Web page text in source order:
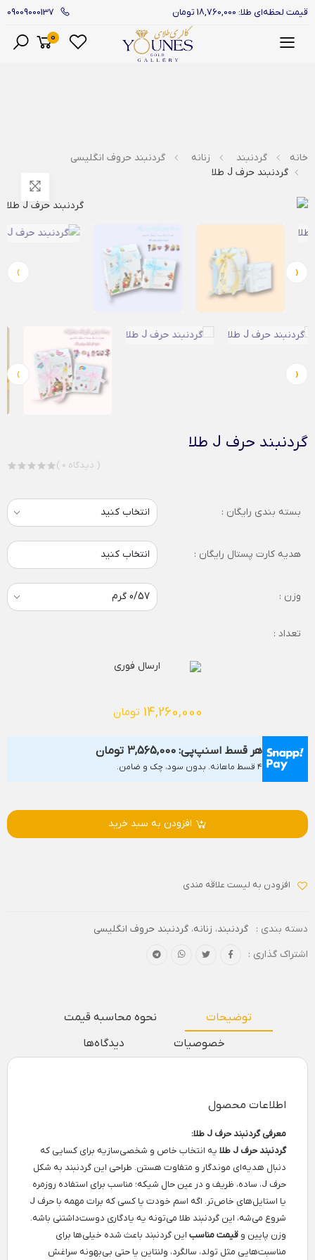
قیمت لحظه‌ای طلا: 18,760,000 تومان 09009000137
0
خانه گردنبند زنانه
گردنبند حروف انگلیسی
گردنبند حرف J طلا
‹
›
‹
›
گردنبند حرف J طلا
( 0 دیدگاه )
بسته بندی رایگان :
هدیه کارت پستال رایگان : انتخاب کنید
وزن :
تعداد :
ارسال فوری
14,260,000 تومان
هر قسط اسنپ‌پی: 3,565,000 تومان
۴ قسط ماهانه. بدون سود، چک و ضامن.
افزودن به سبد خرید
افزودن به لیست علاقه مندی
دسته بندی : گردنبند، زنانه، گردنبند حروف انگلیسی
اشتراک گذاری :
توضیحات
نحوه محاسبه قیمت
خصوصیات
دیدگاه‌ها
اطلاعات محصول
معرفی گردنبند حرف J طلا:
گردنبند حرف J طلا
یه انتخاب خاص و شخصی‌سازیه برای کسایی که
دنبال هدیه‌ای موندگار و متفاوت هستن. طراحی این گردنبند به شکل
حرف J، ساده، ظریف و در عین حال شیکه؛ مناسب برای استفاده روزمره
یا استایل‌های خاص‌تر. اگه اسم خودت یا کسی که برات مهمه با حرف J
شروع می‌شه، این گردنبند طلا می‌تونه یه یادگاری دوست‌داشتنی باشه.
وزن پایین و قیمت مناسب این گردنبند باعث شده خیلی‌ها برای
مناسبت‌هایی مثل تولد، سالگرد، ولنتاین یا حتی بی‌بهونه سراغش